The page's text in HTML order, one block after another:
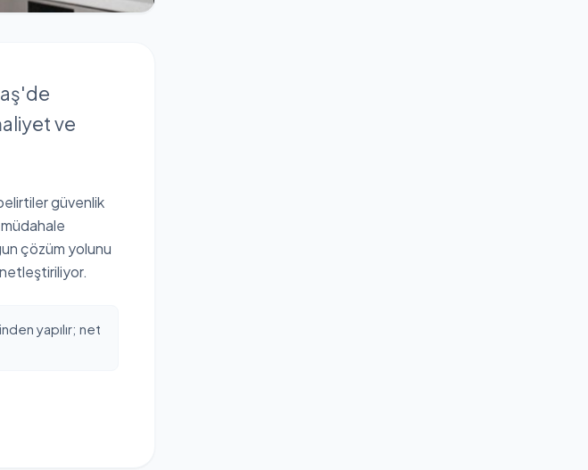
ve
güvenlik
çözüm yolunu
yapılır; net